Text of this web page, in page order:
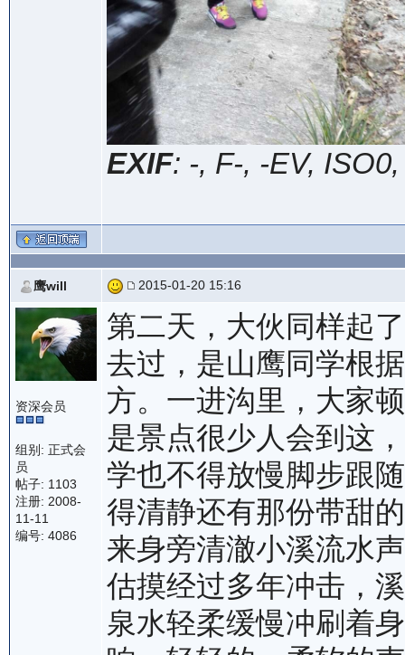
EXIF: -, F-, -EV,
鹰will 2015-01-20 15:16
资深会员
组别: 正式会
员
帖子: 1103
注册: 2008-
11-11
编号: 4086
第二天，大伙同样起
去过，是山鹰同学根
方。一进沟里，大家
是景点很少人会到这
学也不得放慢脚步跟
得清静还有那份带甜
来身旁清澈小溪流水
估摸经过多年冲击，
泉水轻柔缓慢冲刷着